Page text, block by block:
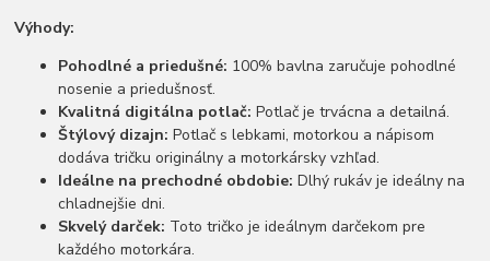
Výhody:
Pohodlné a priedušné: 100% bavlna zaručuje pohodlné
nosenie a priedušnosť.
Kvalitná digitálna potlač: Potlač je trvácna a detailná.
Štýlový dizajn: Potlač s lebkami, motorkou a nápisom
dodáva tričku originálny a motorkársky vzhľad.
Ideálne na prechodné obdobie: Dlhý rukáv je ideálny na
chladnejšie dni.
Skvelý darček: Toto tričko je ideálnym darčekom pre
každého motorkára.